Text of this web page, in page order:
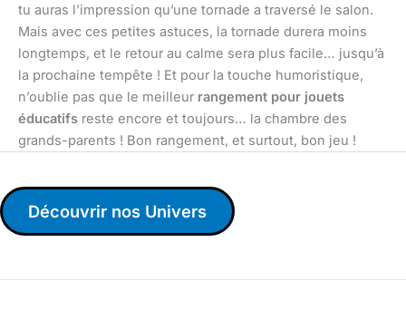
tu auras l’impression qu’une tornade a traversé le salon.
Mais avec ces petites astuces, la tornade durera moins
longtemps, et le retour au calme sera plus facile… jusqu’à
la prochaine tempête ! Et pour la touche humoristique,
n’oublie pas que le meilleur rangement pour jouets
éducatifs reste encore et toujours… la chambre des
grands-parents ! Bon rangement, et surtout, bon jeu !
Découvrir nos Univers